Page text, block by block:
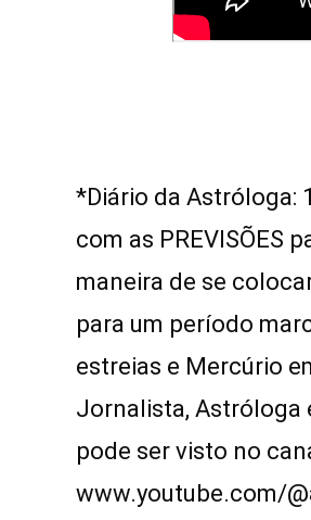
*Diário da Astróloga:
com as PREVISÕES
maneira de se
para um período
estreias e Mercúrio
Jornalista, Astróloga
pode ser visto no
www.youtube.com/